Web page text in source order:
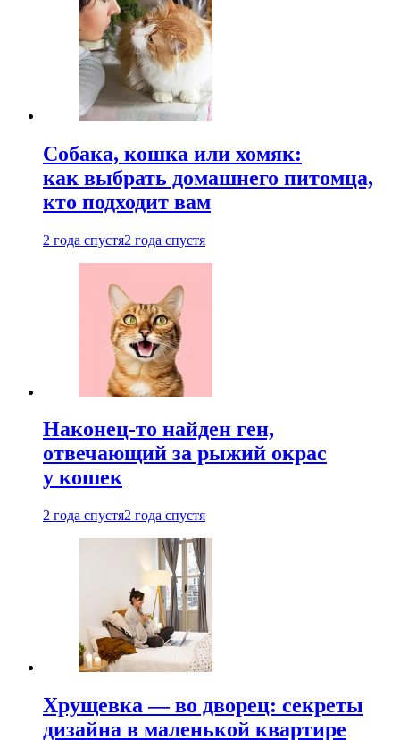
Собака, кошка или хомяк:
как выбрать домашнего питомца,
кто подходит вам
2 года спустя2 года спустя
Наконец-то найден ген,
отвечающий за рыжий окрас
у кошек
2 года спустя2 года спустя
Хрущевка — во дворец: секреты
дизайна в маленькой квартире